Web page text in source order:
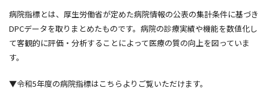
病院指標とは、厚生労働省が定めた病院情報の公表の集計条件に基づき
DPCデータを取りまとめたものです。病院の診療実績や機能を数値化し
て客観的に評価・分析することによって医療の質の向上を図っていま
す。
▼令和5年度の病院指標はこちらよりご覧いただけます。